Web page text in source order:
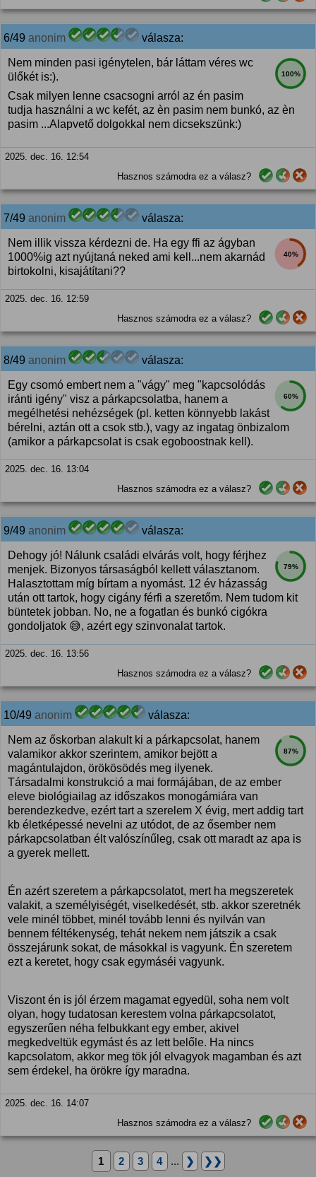
6/49 anonim válasza:
100%
Nem minden pasi igénytelen, bár láttam véres wc
ülőkét is:).
Csak milyen lenne csacsogni arról az én pasim
tudja használni a wc kefét, az èn pasim nem bunkó, az èn
pasim ...Alapvető dolgokkal nem dicsekszünk:)
2025. dec. 16. 12:54
Hasznos számodra ez a válasz?
7/49 anonim válasza:
40%
Nem illik vissza kérdezni de. Ha egy ffi az ágyban
1000%ig azt nyújtaná neked ami kell...nem akarnád
birtokolni, kisajátítani??
2025. dec. 16. 12:59
Hasznos számodra ez a válasz?
8/49 anonim válasza:
60%
Egy csomó embert nem a "vágy" meg "kapcsolódás
iránti igény" visz a párkapcsolatba, hanem a
megélhetési nehézségek (pl. ketten könnyebb lakást
bérelni, aztán ott a csok stb.), vagy az ingatag önbizalom
(amikor a párkapcsolat is csak egoboostnak kell).
2025. dec. 16. 13:04
Hasznos számodra ez a válasz?
9/49 anonim válasza:
79%
Dehogy jó! Nálunk családi elvárás volt, hogy férjhez
menjek. Bizonyos társaságból kellett választanom.
Halasztottam míg bírtam a nyomást. 12 év házasság
után ott tartok, hogy cigány férfi a szeretőm. Nem tudom kit
büntetek jobban. No, ne a fogatlan és bunkó cigókra
gondoljatok 😅, azért egy szinvonalat tartok.
2025. dec. 16. 13:56
Hasznos számodra ez a válasz?
10/49 anonim válasza:
87%
Nem az őskorban alakult ki a párkapcsolat, hanem
valamikor akkor szerintem, amikor bejött a
magántulajdon, örökösödés meg ilyenek.
Társadalmi konstrukció a mai formájában, de az ember
eleve biológiailag az időszakos monogámiára van
berendezkedve, ezért tart a szerelem X évig, mert addig tart
kb életképessé nevelni az utódot, de az ősember nem
párkapcsolatban élt valószínűleg, csak ott maradt az apa is
a gyerek mellett.
Én azért szeretem a párkapcsolatot, mert ha megszeretek
valakit, a személyiségét, viselkedését, stb. akkor szeretnék
vele minél többet, minél tovább lenni és nyilván van
bennem féltékenység, tehát nekem nem játszik a csak
összejárunk sokat, de másokkal is vagyunk. Én szeretem
ezt a keretet, hogy csak egymáséi vagyunk.
Viszont én is jól érzem magamat egyedül, soha nem volt
olyan, hogy tudatosan kerestem volna párkapcsolatot,
egyszerűen néha felbukkant egy ember, akivel
megkedveltük egymást és az lett belőle. Ha nincs
kapcsolatom, akkor meg tök jól elvagyok magamban és azt
sem érdekel, ha örökre így maradna.
2025. dec. 16. 14:07
Hasznos számodra ez a válasz?
1 2 3 4 ... ❯ ❯❯